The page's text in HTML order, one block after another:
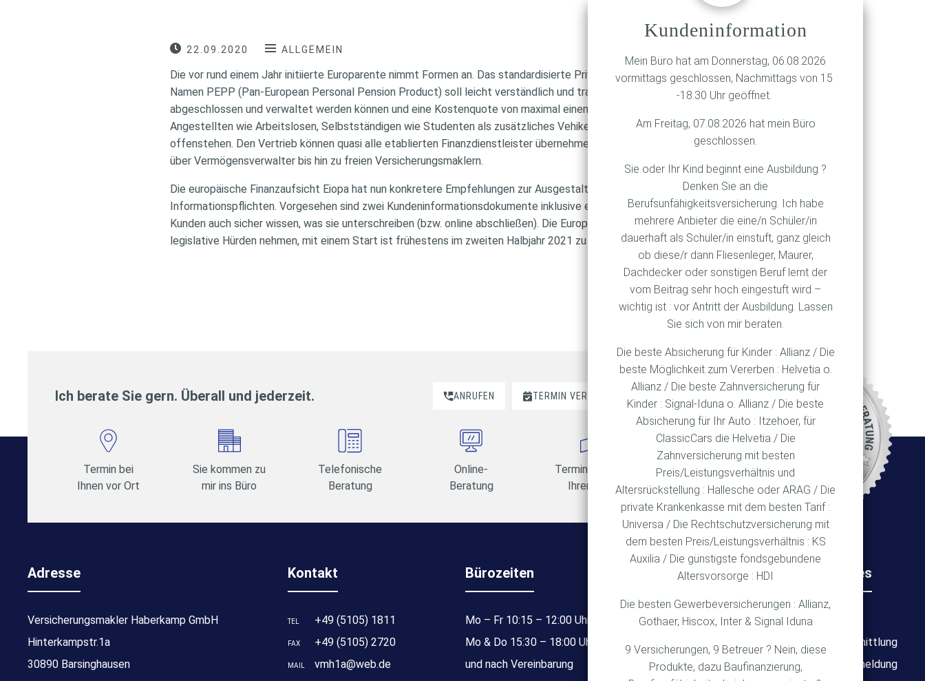
22.09.2020 ALLGEMEIN
Die vor rund einem Jahr initiierte Europarente nimmt Formen an. Das standardisierte Privatvorsorgeprodukt mit dem
Namen PEPP (Pan-European Personal Pension Product) soll leicht verständlich und transparent sein, digital
abgeschlossen und verwaltet werden können und eine Kostenquote von maximal einem Prozent aufweisen. Damit soll es
Angestellten wie Arbeitslosen, Selbstständigen wie Studenten als zusätzliches Vehikel zur privaten Altersvorsorge
offenstehen. Den Vertrieb können quasi alle etablierten Finanzdienstleister übernehmen, von Banken und Versicherungen
über Vermögensverwalter bis hin zu freien Versicherungsmaklern.
Die europäische Finanzaufsicht Eiopa hat nun konkretere Empfehlungen zur Ausgestaltung gegeben, vor allem zu den
Informationspflichten. Vorgesehen sind zwei Kundeninformationsdokumente inklusive eines Risiko-Indikators, damit die
Kunden auch sicher wissen, was sie unterschreiben (bzw. online abschließen). Die Europarente muss noch einige
legislative Hürden nehmen, mit einem Start ist frühestens im zweiten Halbjahr 2021 zu rechnen.
Kundeninformation
Mein Büro hat am Donnerstag, 06.08.2026
vormittags geschlossen, Nachmittags von 15
-18.30 Uhr geöffnet.
Am Freitag, 07.08.2026 hat mein Büro
geschlossen.
Sie oder Ihr Kind beginnt eine Ausbildung ?
Denken Sie an die
Berufsunfähigkeitsversicherung. Ich habe
mehrere Anbieter die eine/n Schüler/in
dauerhaft als Schüler/in einstuft, ganz gleich
ob diese/r dann Fliesenleger, Maurer,
Dachdecker oder sonstigen Beruf lernt der
vom Beitrag sehr hoch eingestuft wird –
wichtig ist : vor Antritt der Ausbildung. Lassen
Sie sich von mir beraten.
Die beste Absicherung für Kinder : Allianz / Die
beste Möglichkeit zum Vererben : Helvetia o.
Allianz / Die beste Zahnversicherung für
Kinder : Signal-Iduna o. Allianz / Die beste
Absicherung für Ihr Auto : Itzehoer, für
ClassicCars die Helvetia / Die
Zahnversicherung mit besten
Preis/Leistungsverhältnis und
Altersrückstellung : Hallesche oder ARAG / Die
private Krankenkasse mit dem besten Tarif :
Universa / Die Rechtschutzversicherung mit
dem besten Preis/Leistungsverhältnis : KS
Auxilia / Die günstigste fondsgebundene
Altersvorsorge : HDI
Die besten Gewerbeversicherungen : Allianz,
Gothaer, Hiscox, Inter & Signal Iduna
9 Versicherungen, 9 Betreuer ? Nein, diese
Produkte, dazu Baufinanzierung,
Ich berate Sie gern. Überall und jederzeit. ANRUFEN TERMIN VEREINBAREN
Termin bei
Ihnen vor Ort
Sie kommen zu
mir ins Büro
Telefonische
Beratung
Online-
Beratung
Termine am Ort
Ihrer Wahl
Adresse
Versicherungsmakler Haberkamp GmbH
Hinterkampstr.1a
30890 Barsinghausen
Kontakt
TEL +49 (5105) 1811
FAX +49 (5105) 2720
MAIL vmh1a@web.de
Bürozeiten
Mo – Fr 10:15 – 12:00 Uhr
Mo & Do 15:30 – 18:00 Uhr
und nach Vereinbarung
Rechtliches
Impressum
Erstinformation
Wichtiges
Über mich
Bedarfsermittlung
Schadensmeldung